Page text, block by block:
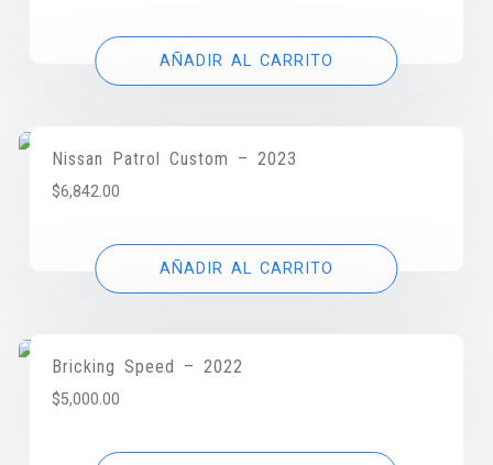
AÑADIR AL CARRITO
Nissan Patrol Custom – 2023
$6,842.00
AÑADIR AL CARRITO
Bricking Speed – 2022
$5,000.00